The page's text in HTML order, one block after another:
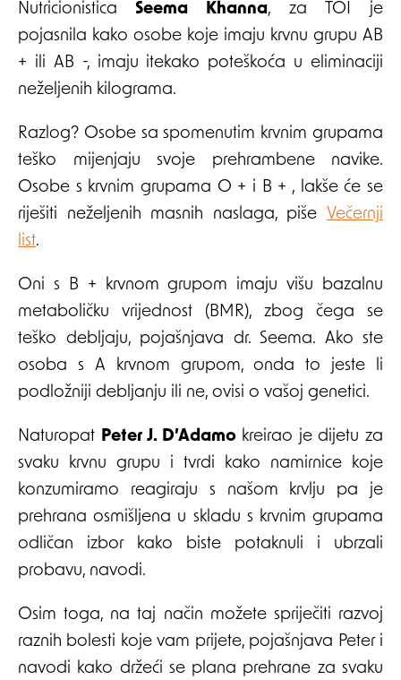
Nutricionistica Seema Khanna, za TOI je
pojasnila kako osobe koje imaju krvnu grupu AB
+ ili AB -, imaju itekako poteškoća u eliminaciji
neželjenih kilograma.
Razlog? Osobe sa spomenutim krvnim grupama
teško mijenjaju svoje prehrambene navike.
Osobe s krvnim grupama O + i B + , lakše će se
riješiti neželjenih masnih naslaga, piše Večernji
list.
Oni s B + krvnom grupom imaju višu bazalnu
metaboličku vrijednost (BMR), zbog čega se
teško debljaju, pojašnjava dr. Seema. Ako ste
osoba s A krvnom grupom, onda to jeste li
podložniji debljanju ili ne, ovisi o vašoj genetici.
Naturopat Peter J. D’Adamokreirao je dijetu za
svaku krvnu grupu i tvrdi kako namirnice koje
konzumiramo reagiraju s našom krvlju pa je
prehrana osmišljena u skladu s krvnim grupama
odličan izbor kako biste potaknuli i ubrzali
probavu, navodi.
Osim toga, na taj način možete spriječiti razvoj
raznih bolesti koje vam prijete, pojašnjava Peter i
navodi kako držeći se plana prehrane za svaku